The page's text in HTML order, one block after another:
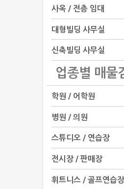
사옥 / 전층 임대
대형빌딩 사무실
신축빌딩 사무실
업종별 매물
학원 / 어학원
병원 / 의원
스튜디오 / 연습장
전시장 / 판매장
휘트니스 / 골프연습장